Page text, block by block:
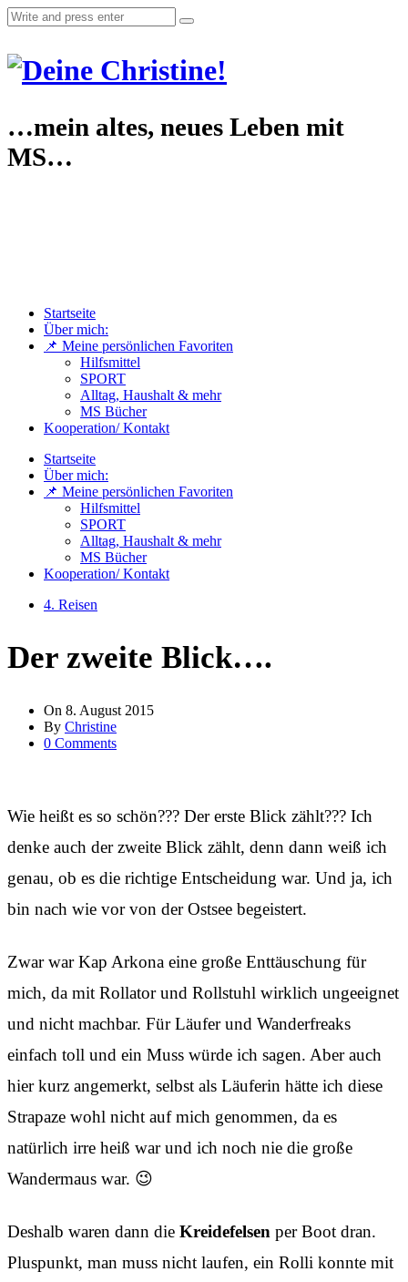
…mein altes, neues Leben mit
MS…
Startseite
Über mich:
📌 Meine persönlichen Favoriten
Hilfsmittel
SPORT
Alltag, Haushalt & mehr
MS Bücher
Kooperation/ Kontakt
Startseite
Über mich:
📌 Meine persönlichen Favoriten
Hilfsmittel
SPORT
Alltag, Haushalt & mehr
MS Bücher
Kooperation/ Kontakt
4. Reisen
Der zweite Blick….
On 8. August 2015
By Christine
0 Comments
Wie heißt es so schön??? Der erste Blick zählt??? Ich
denke auch der zweite Blick zählt, denn dann weiß ich
genau, ob es die richtige Entscheidung war. Und ja, ich
bin nach wie vor von der Ostsee begeistert.
Zwar war Kap Arkona eine große Enttäuschung für
mich, da mit Rollator und Rollstuhl wirklich ungeeignet
und nicht machbar. Für Läufer und Wanderfreaks
einfach toll und ein Muss würde ich sagen. Aber auch
hier kurz angemerkt, selbst als Läuferin hätte ich diese
Strapaze wohl nicht auf mich genommen, da es
natürlich irre heiß war und ich noch nie die große
Wandermaus war. 😉
Deshalb waren dann die Kreidefelsen per Boot dran.
Pluspunkt, man muss nicht laufen, ein Rolli konnte mit